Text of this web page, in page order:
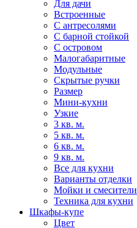
Для дачи
Встроенные
С антресолями
С барной стойкой
С островом
Малогабаритные
Модульные
Скрытые ручки
Размер
Мини-кухни
Узкие
3 кв. м.
5 кв. м.
6 кв. м.
9 кв. м.
Все для кухни
Варианты отделки
Мойки и смесители
Техника для кухни
Шкафы-купе
Цвет